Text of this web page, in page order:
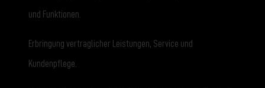
und Funktionen.
Erbringung vertraglicher Leistungen, Service und
Kundenpflege.